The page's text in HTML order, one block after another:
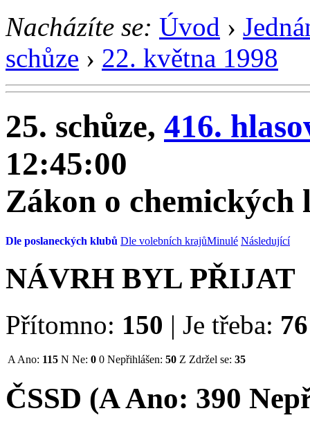
Nacházíte se: Úvod ›
schůze › 22. května 1998
25. schůze, 416.
12:45:00
Zákon o chemických
Dle poslaneckých klubů Dle volebních krajůMinulé Následující
NÁVRH BYL PŘIJAT
Přítomno: 150 | Je třeba: 76
A Ano: 115 N Ne: 0 0 Nepřihlášen: 50 Z Zdržel se: 35
ČSSD (AAno: 390